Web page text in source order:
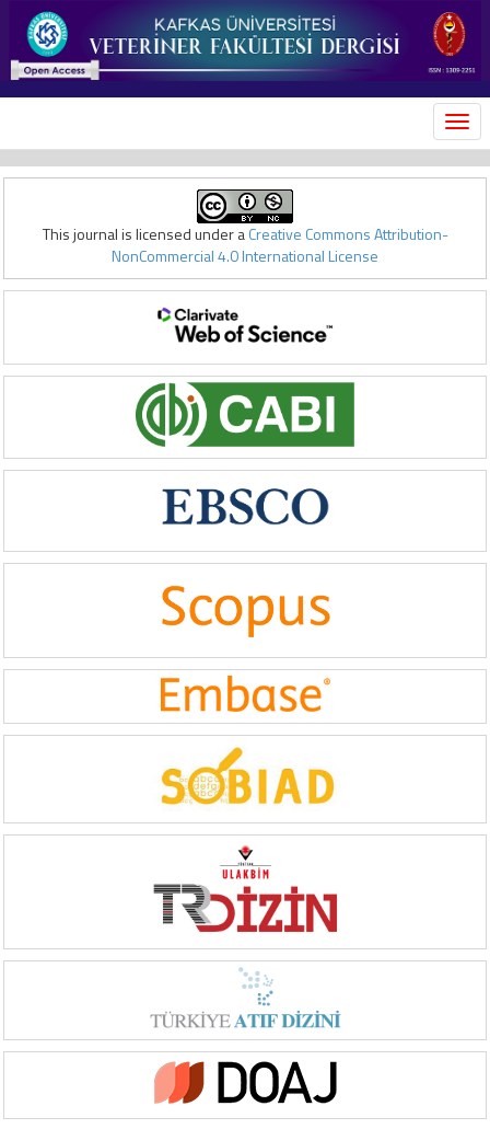
This journal is licensed under aCreative Commons Attribution-
NonCommercial 4.0 International License